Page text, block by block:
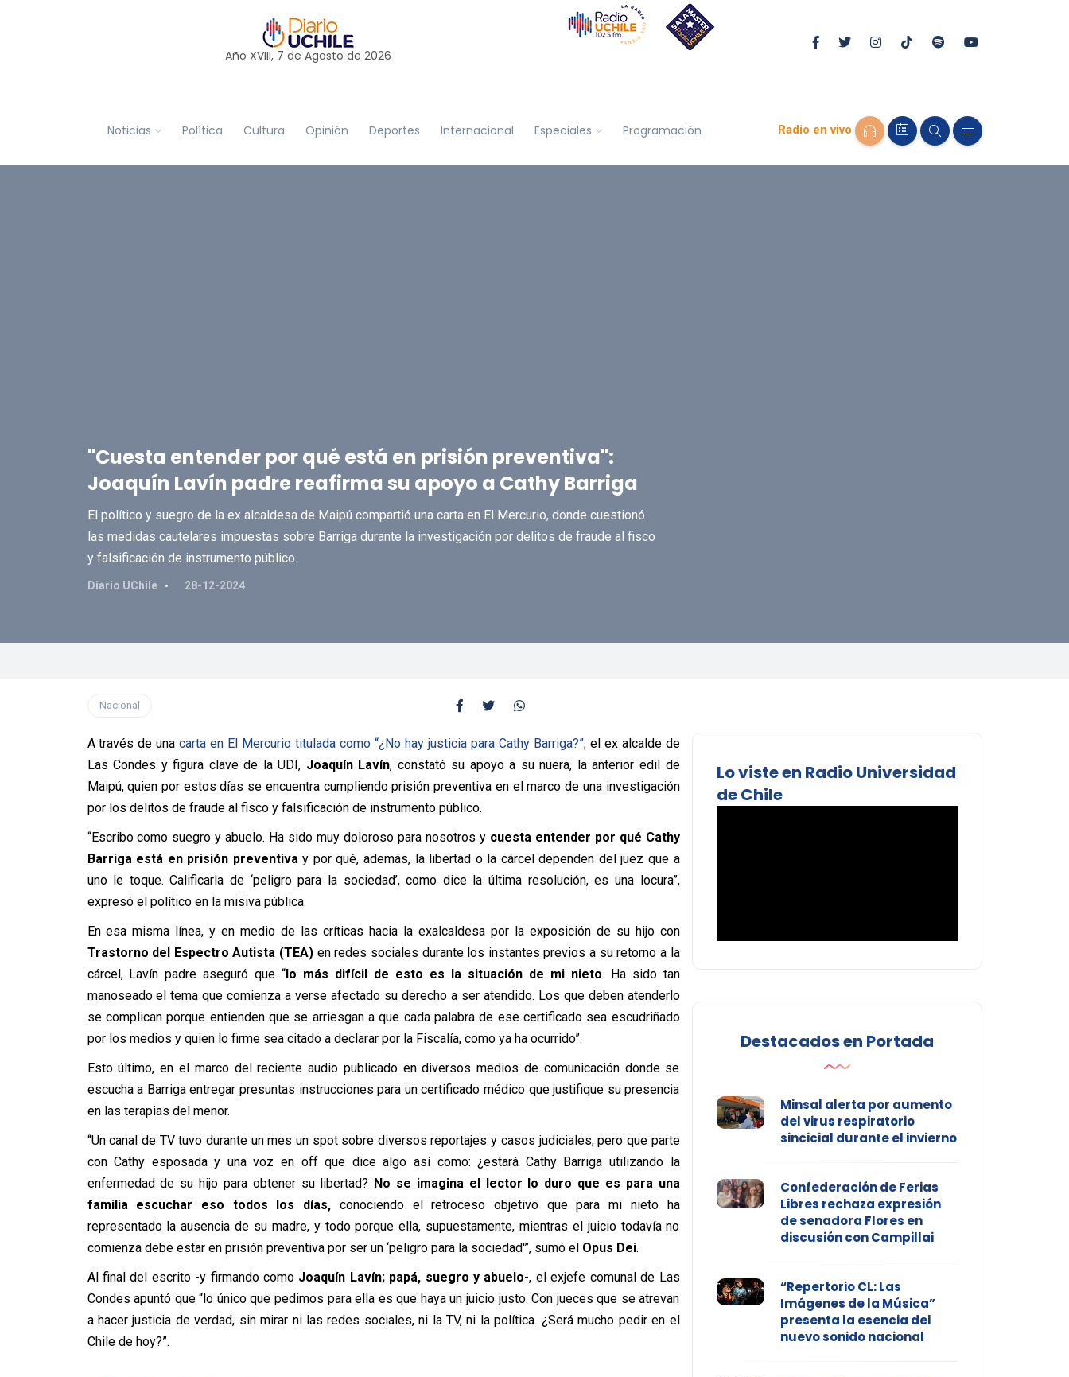
Año XVIII, 7 de Agosto de 2026
Noticias Política Cultura Opinión Deportes Internacional Especiales Programación Radio en vivo
"Cuesta entender por qué está en prisión preventiva":
Joaquín Lavín padre reafirma su apoyo a Cathy Barriga
El político y suegro de la ex alcaldesa de Maipú compartió una carta en El Mercurio, donde cuestionó
las medidas cautelares impuestas sobre Barriga durante la investigación por delitos de fraude al fisco
y falsificación de instrumento público.
Diario UChile 28-12-2024
Nacional
A través de unacarta en El Mercurio titulada como “¿No hay justicia para Cathy Barriga?”,el ex alcalde de
Las Condes y figura clave de la UDI, Joaquín Lavín, constató su apoyo a su nuera, la anterior edil de
Maipú, quien por estos días se encuentra cumpliendo prisión preventiva en el marco de una investigación
por los delitos de fraude al fisco y falsificación de instrumento público.
“Escribo como suegro y abuelo. Ha sido muy doloroso para nosotros y cuesta entender por qué Cathy
Barriga está en prisión preventivay por qué, además, la libertad o la cárcel dependen del juez que a
uno le toque. Calificarla de ‘peligro para la sociedad’, como dice la última resolución, es una locura”,
expresó el político en la misiva pública.
En esa misma línea, y en medio de las críticas hacia la exalcaldesa por la exposición de su hijo con
Trastorno del Espectro Autista (TEA) en redes sociales durante los instantes previos a su retorno a la
cárcel, Lavín padre aseguró que “lo más difícil de esto es la situación de mi nieto. Ha sido tan
manoseado el tema que comienza a verse afectado su derecho a ser atendido. Los que deben atenderlo
se complican porque entienden que se arriesgan a que cada palabra de ese certificado sea escudriñado
por los medios y quien lo firme sea citado a declarar por la Fiscalía, como ya ha ocurrido”.
Esto último, en el marco del reciente audio publicado en diversos medios de comunicación donde se
escucha a Barriga entregar presuntas instrucciones para un certificado médico que justifique su presencia
en las terapias del menor.
“Un canal de TV tuvo durante un mes un spot sobre diversos reportajes y casos judiciales, pero que parte
con Cathy esposada y una voz en off que dice algo así como: ¿estará Cathy Barriga utilizando la
enfermedad de su hijo para obtener su libertad? No se imagina el lector lo duro que es para una
familia escuchar eso todos los días, conociendo el retroceso objetivo que para mi nieto ha
representado la ausencia de su madre, y todo porque ella, supuestamente, mientras el juicio todavía no
comienza debe estar en prisión preventiva por ser un ‘peligro para la sociedad'”, sumó el Opus Dei.
Al final del escrito -y firmando como Joaquín Lavín; papá, suegro y abuelo-, el exjefe comunal de Las
Condes apuntó que “lo único que pedimos para ella es que haya un juicio justo. Con jueces que se atrevan
a hacer justicia de verdad, sin mirar ni las redes sociales, ni la TV, ni la política. ¿Será mucho pedir en el
Chile de hoy?”.
Lo viste en Radio Universidad
de Chile
Destacados en Portada
Minsal alerta por aumento
del virus respiratorio
sincicial durante el invierno
Confederación de Ferias
Libres rechaza expresión
de senadora Flores en
discusión con Campillai
“Repertorio CL: Las
Imágenes de la Música”
presenta la esencia del
nuevo sonido nacional